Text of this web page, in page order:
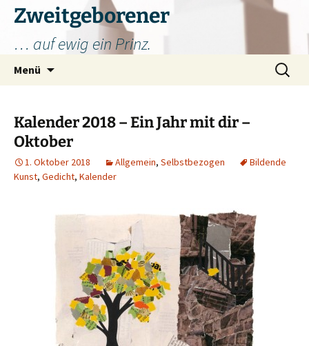
Zum
Inhalt
springen
Zweitgeborener
… auf ewig ein Prinz.
Menü
Suchen
nach:
Kalender 2018 – Ein Jahr mit dir –
Oktober
1. Oktober 2018 Allgemein, Selbstbezogen
Bildende
Kunst, Gedicht, Kalender